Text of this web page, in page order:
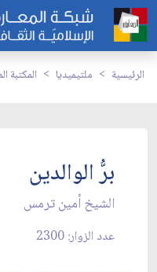
الرئيسية ملتيميديا المكتبة
برُّ الوالدين
الشيخ أمين ترمس
عدد الزوار: 2300